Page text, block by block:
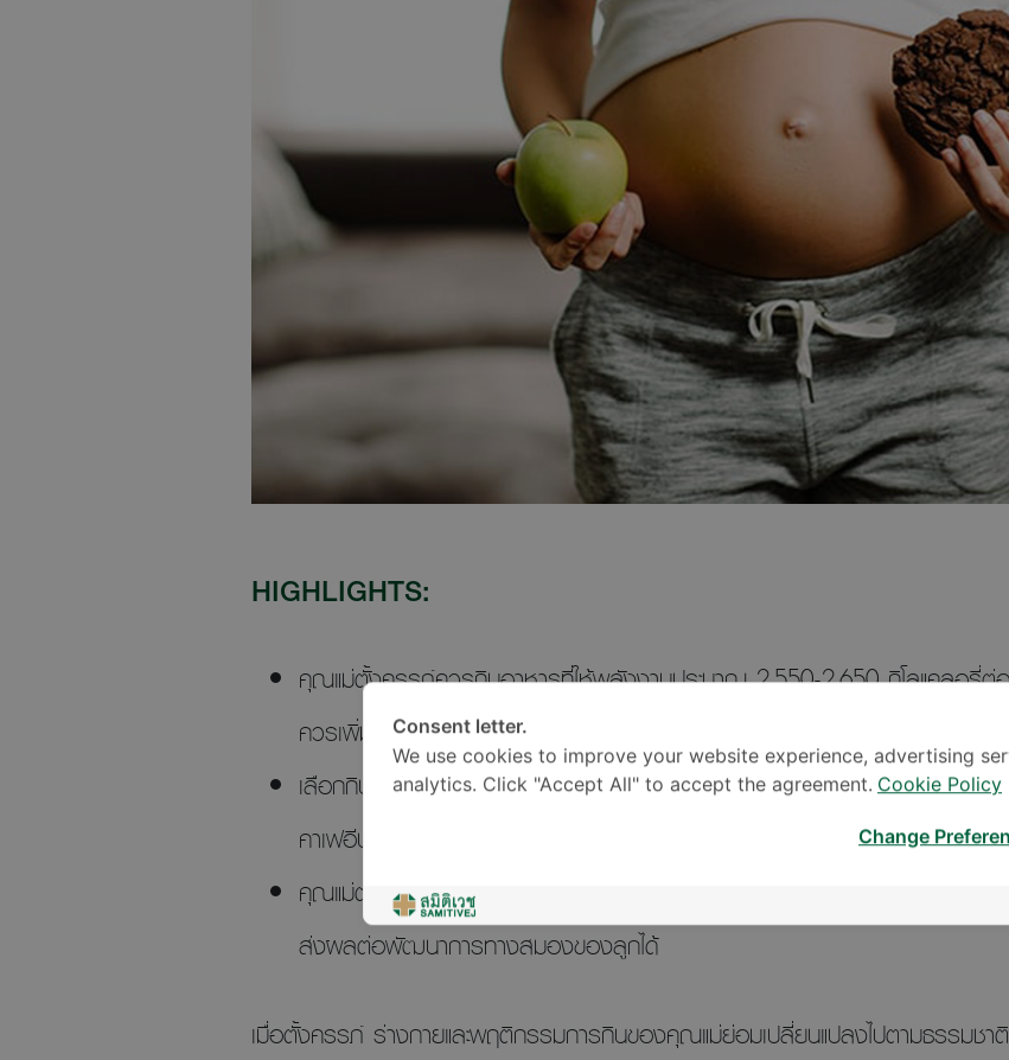
HIGHLIGHTS:
คุณแม่ตั้งครรภ์ควรกินอาหารที่ให้พลังงานประมาณ 2,550-2,650 กิโลแคลอรี่ต่
ควรเพิ่มขึ้นเกิน 12-15 กิโลกรัม
เลือกกินอาหารที่ใช้วิธีการต้ม นึ่ง ลวก แทนการทอด ผัด หลีกเลี่ยงอาหารรส
คาเฟอีน รวมถึงอาหารจานด่วนที่มีไขมันเป็นส่วนประกอบ
คุณแม่ตั้งครรภ์ที่มีน้ำหนักตัวมากเกินไป จะเสี่ยงต่อโรคเบาหวาน ความดันโลหิต
ส่งผลต่อพัฒนาการทางสมองของลูกได้
เมื่อตั้งครรภ์ ร่างกายและพฤติกรรมการกินของคุณแม่ย่อมเปลี่ยนแปลงไปตามธรรมช
Consent letter.
We use cookies to improve your website experience, advertising
analytics. Click "Accept All" to accept the agreement. Cookie Policy
Change